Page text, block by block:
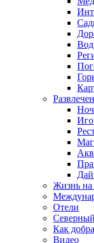
Жизнь
Отели
Как
Видео